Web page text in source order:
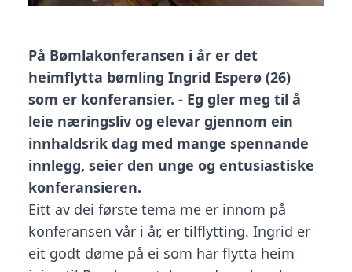
På Bømlakonferansen i år er det
heimflytta bømling Ingrid Esperø (26)
som er konferansier. - Eg gler meg til å
leie næringsliv og elevar gjennom ein
innhaldsrik dag med mange spennande
innlegg, seier den unge og entusiastiske
konferansieren.
Eitt av dei første tema me er innom på
konferansen vår i år, er tilflytting. Ingrid er
eit godt døme på ei som har flytta heim